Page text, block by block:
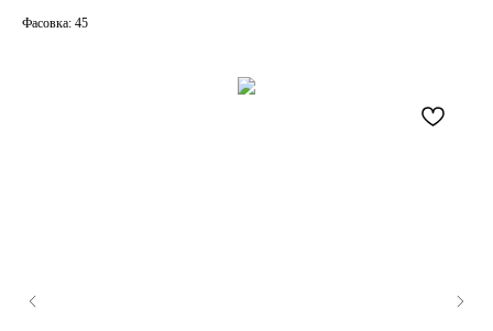
Фасовка: 45